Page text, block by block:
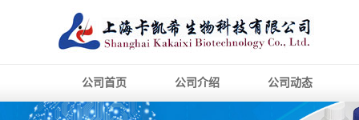
公司首页 公司介绍 公司动态